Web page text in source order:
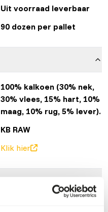
Uit voorraad leverbaar
90 dozen per pallet
100% kalkoen (30% nek,
30% vlees, 15% hart, 10%
maag, 10% rug, 5% lever).
KB RAW
Klik hier